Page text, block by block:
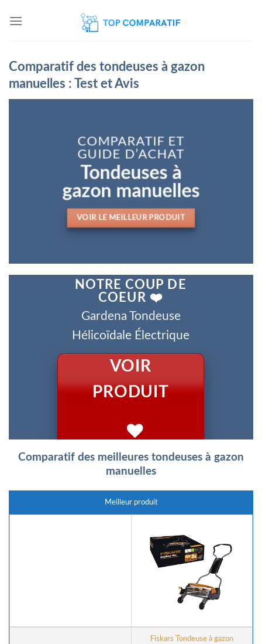
Comparatif des tondeuses à gazon
manuelles : Test et Avis
COMPARATIF ET
GUIDE D’ACHAT
Tondeuses à
gazon manuelles
VOIR LE MEILLEUR PRODUIT
NOTRE COUP DE
COEUR ❤️
Gardena Tondeuse
Hélicoïdale Électrique
VOIR
PRODUIT
Comparatif des meilleures tondeuses à gazon
manuelles
Meilleur produit
Fiskars Tondeuse à gazon